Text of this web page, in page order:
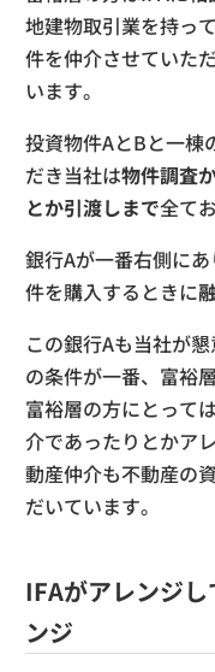
地建物取引業を持っ
件を仲介させていた
います。
投資物件AとBと一棟
だき当社は物件調査
とか引渡しまで全て
銀行Aが一番右側に
件を購入するときに
この銀行Aも当社が
の条件が一番、富裕
富裕層の方にとって
介であったりとかア
動産仲介も不動産の
だいています。
IFAがアレンジ
ンジ